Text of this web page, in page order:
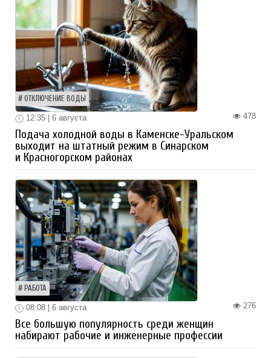
ОТКЛЮЧЕНИЕ ВОДЫ
478
12:35 | 6 августа
Подача холодной воды в Каменске-Уральском
выходит на штатный режим в Синарском
и Красногорском районах
РАБОТА
276
08:08 | 6 августа
Все большую популярность среди женщин
набирают рабочие и инженерные профессии